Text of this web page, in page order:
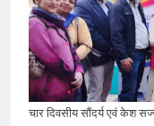
चार दिवसीय सौंदर्य एवं केश